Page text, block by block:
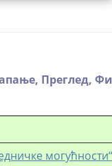
Преглед,
могућности“